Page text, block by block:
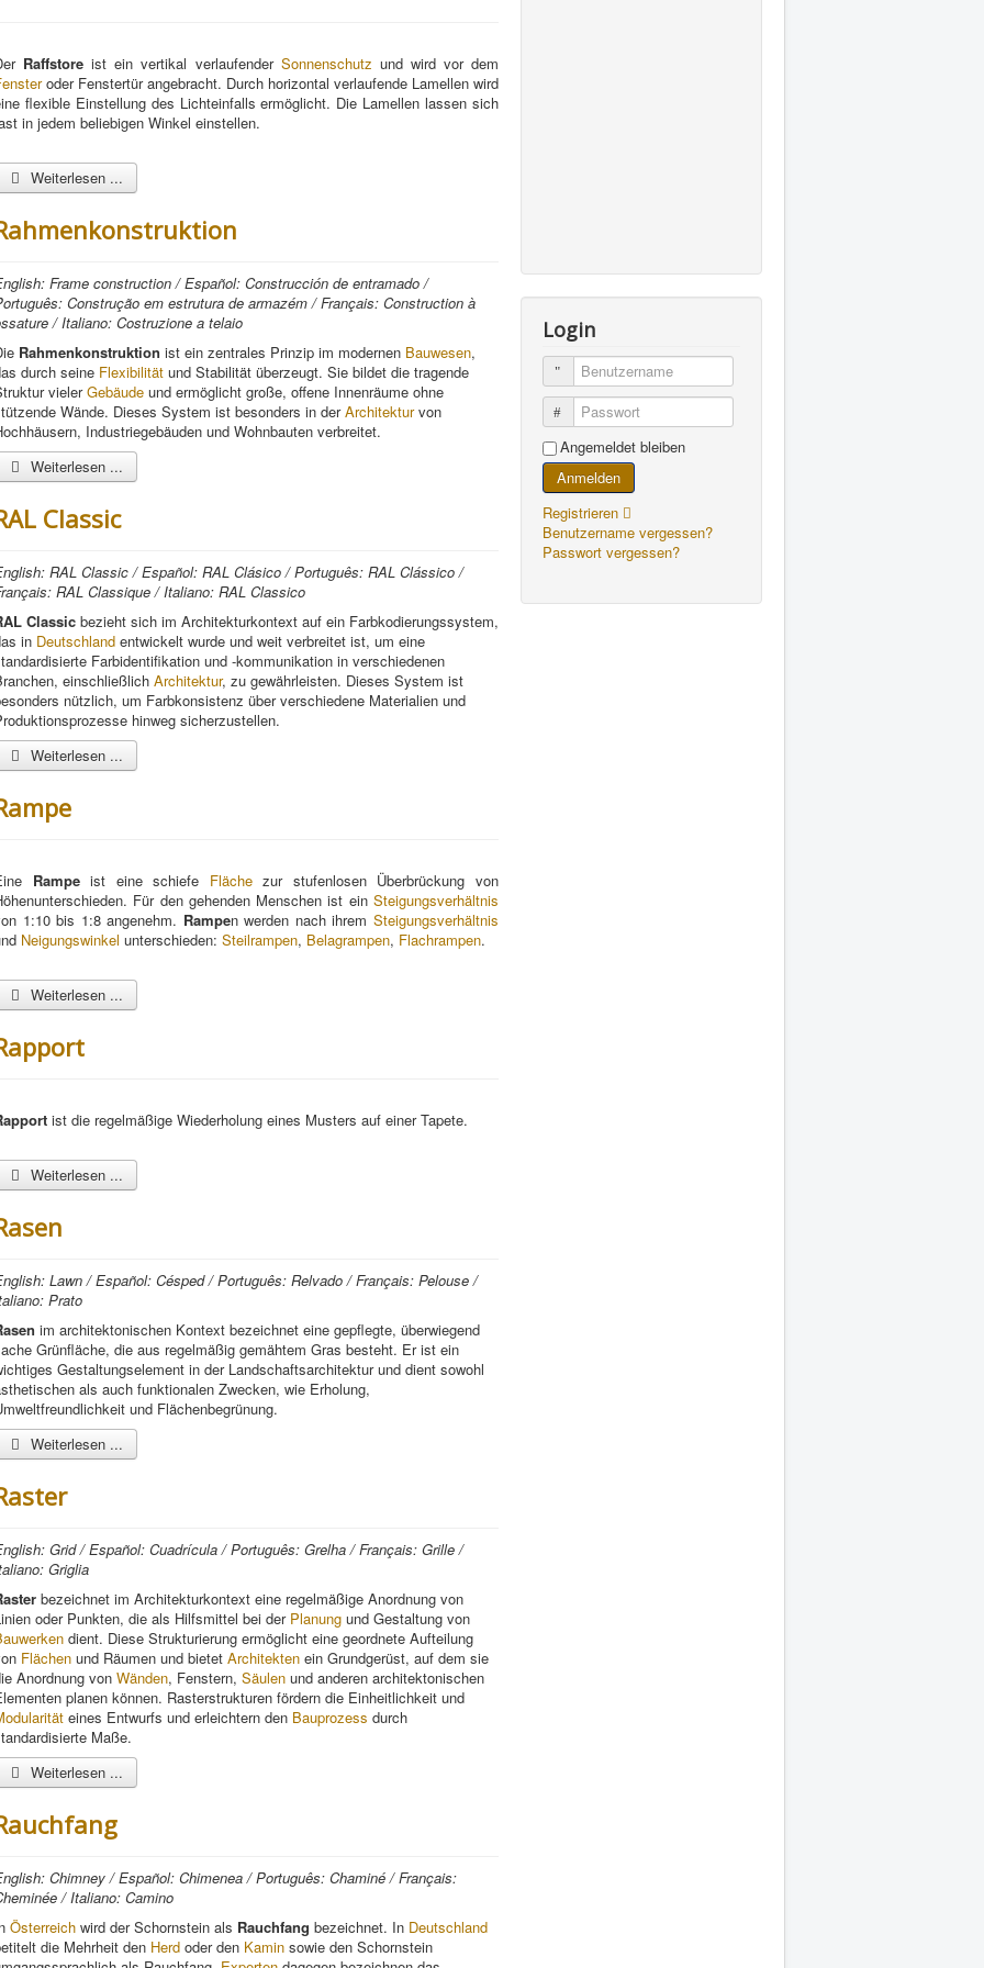
Raffstore ist ein vertikal verlaufender Sonnenschutz und wird vor dem
oder Fenstertür angebracht. Durch horizontal verlaufende Lamellen wird
flexible Einstellung des Lichteinfalls ermöglicht. Die Lamellen lassen sich
in jedem beliebigen Winkel einstellen.
Weiterlesen ...
Frame construction / Español: Construcción de entramado /
Construção em estrutura de armazém / Français: Construction à
/ Italiano: Costruzione a telaio
Rahmenkonstruktion ist ein zentrales Prinzip im modernen Bauwesen,
durch seine Flexibilität und Stabilität überzeugt. Sie bildet die tragende
vielerGebäude und ermöglicht große, offene Innenräume ohne
Wände. Dieses System ist besonders in derArchitekturvon
Industriegebäuden und Wohnbauten verbreitet.
Weiterlesen ...
Classic
RAL Classic / Español: RAL Clásico / Português: RAL Clássico /
RAL Classique / Italiano: RAL Classico
Classic bezieht sich im Architekturkontext auf ein Farbkodierungssystem,
in Deutschland entwickelt wurde und weit verbreitet ist, um eine
Farbidentifikation und -kommunikation in verschiedenen
einschließlich Architektur, zu gewährleisten. Dieses System ist
nützlich, um Farbkonsistenz über verschiedene Materialien und
hinweg sicherzustellen.
Weiterlesen ...
Rampeist eine schiefe Flächezur stufenlosen Überbrückung von
Für den gehenden Menschen ist ein Steigungsverhältnis
1:10 bis 1:8 angenehm. Rampen werden nach ihremSteigungsverhältnis
Neigungswinkel unterschieden: Steilrampen, Belagrampen, Flachrampen.
Weiterlesen ...
ist die regelmäßige Wiederholung eines Musters auf einer Tapete.
Weiterlesen ...
Lawn / Español: Césped / Português: Relvado / Français: Pelouse /
Prato
im architektonischen Kontext bezeichnet eine gepflegte, überwiegend
Grünfläche, die aus regelmäßig gemähtem Gras besteht. Er ist ein
Gestaltungselement in der Landschaftsarchitektur und dient sowohl
als auch funktionalen Zwecken, wie Erholung,
und Flächenbegrünung.
Weiterlesen ...
Grid / Español: Cuadrícula / Português: Grelha / Français: Grille /
Griglia
bezeichnet im Architekturkontext eine regelmäßige Anordnung von
oder Punkten, die als Hilfsmittel bei der Planung und Gestaltung von
dient. Diese Strukturierung ermöglicht eine geordnete Aufteilung
Flächen und Räumen und bietet Architekten ein Grundgerüst, auf dem sie
Anordnung von Wänden, Fenstern, Säulen und anderen architektonischen
planen können. Rasterstrukturen fördern die Einheitlichkeit und
eines Entwurfs und erleichtern den Bauprozess durch
Maße.
Weiterlesen ...
Chimney / Español: Chimenea / Português: Chaminé / Français:
/ Italiano: Camino
Österreich wird der Schornstein als Rauchfang bezeichnet. In Deutschland
die Mehrheit den Herd oder den Kamin sowie den Schornstein
Login
Benutzername
Passwort
Angemeldet bleiben
Anmelden
Registrieren
Benutzername vergessen?
Passwort vergessen?